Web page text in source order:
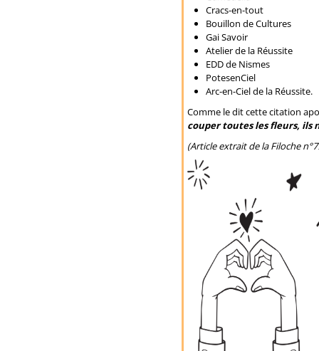
Cracs-en-tout
Bouillon de Cultures
Gai Savoir
Atelier de la Réussite
EDD de Nismes
PotesenCiel
Arc-en-Ciel de la Réussite.
Comme le dit cette citation
couper toutes les fleurs, ils
(Article extrait de la Filoche